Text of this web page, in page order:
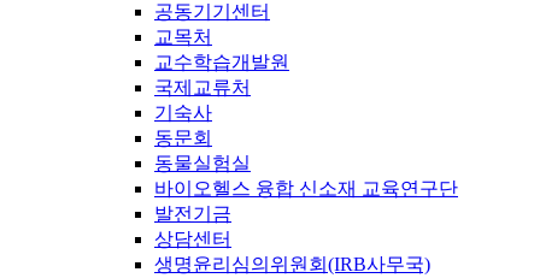
공동기기센터
교목처
교수학습개발원
국제교류처
기숙사
동문회
동물실험실
바이오헬스 융합 신소재 교육연구단
발전기금
상담센터
생명윤리심의위원회(IRB사무국)